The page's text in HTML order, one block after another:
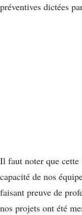
préventives dictées
Il faut noter que
capacité de nos
faisant preuve de
nos projets ont été